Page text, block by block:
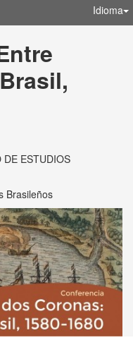
Idioma
DE ESTUDIOS
Brasileños